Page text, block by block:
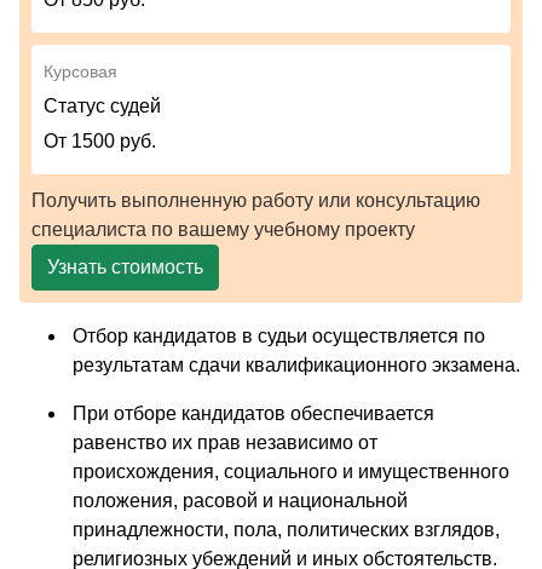
Курсовая
Статус судей
От 1500 руб.
Получить выполненную работу или консультацию
специалиста по вашему учебному проекту
Узнать стоимость
Отбор кандидатов в судьи осуществляется по
результатам сдачи квалификационного экзамена.
При отборе кандидатов обеспечивается
равенство их прав независимо от
происхождения, социального и имущественного
положения, расовой и национальной
принадлежности, пола, политических взглядов,
религиозных убеждений и иных обстоятельств.